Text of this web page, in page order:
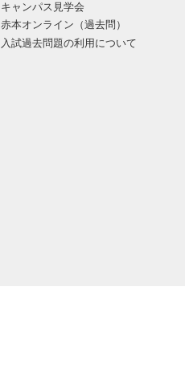
キャンパス見学会
赤本オンライン（過去問）
入試過去問題の利用について